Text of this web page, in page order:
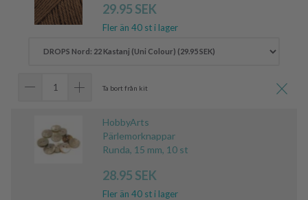
29.95 SEK
Fler än 40 st i lager
Ta bort från kit
HobbyArts
Pärlemorknappar
Runda, 15 mm, 10 st
28.95 SEK
Fler än 40 st i lager